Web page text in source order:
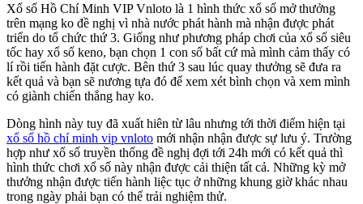
Xổ số Hồ Chí Minh VIP Vnloto là 1 hình thức xổ số mở thưởng
trên mạng ko đề nghị vì nhà nước phát hành mà nhận được phát
triển do tổ chức thứ 3. Giống như phương pháp chơi của xổ số siêu
tốc hay xổ số keno, bạn chọn 1 con số bất cứ mà mình cảm thấy có
lí rồi tiến hành đặt cược. Bên thứ 3 sau lúc quay thưởng sẽ đưa ra
kết quả và bạn sẽ nương tựa đó để xem xét bình chọn và xem mình
có giành chiến thắng hay ko.
Dòng hình này tuy đã xuất hiên từ lâu nhưng tới thời điểm hiện tại
xổ số hồ chí minh vip vnloto mới nhận nhận được sự lưu ý. Trường
hợp như xổ số truyền thống đề nghị đợi tới 24h mới có kết quả thì
hình thức chơi xổ số này nhận được cải thiện tất cả. Những kỳ mở
thưởng nhận được tiến hành liệc tục ở những khung giờ khác nhau
trong ngày phải bạn có thể trải nghiệm thử.